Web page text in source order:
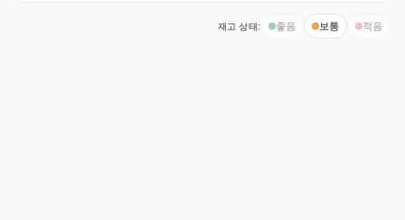
재고 상태: 좋음 보통 적음